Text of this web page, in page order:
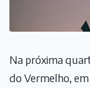
Na próxima
do Vermelho,